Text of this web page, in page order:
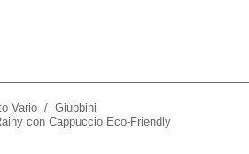
Vario
Giubbini
con Cappuccio Eco-Friendly